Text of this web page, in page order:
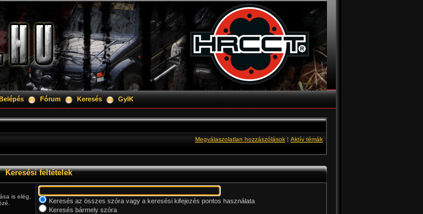
Fórum Keresés GyIK
Megválaszolatlan hozzászólások | Aktív témák
Keresési feltételek
is elég,
Keresés az összes szóra vagy a keresési kifejezés pontos használata
Keresés bármely szóra